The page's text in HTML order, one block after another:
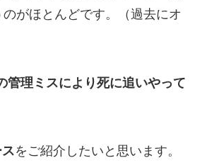
がほとんどです。（過去にオ
管理ミスにより死に追いやって
をご紹介したいと思います。